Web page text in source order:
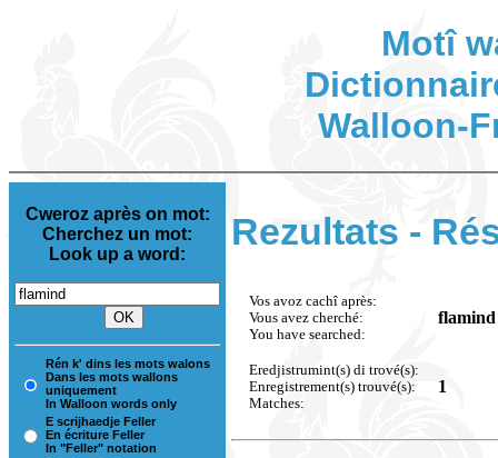
Motî
Walloon-
Cweroz après on mot:
Cherchez un mot:
Look up a word:
Rén k' dins les mots walons
Dans les mots wallons
uniquement
In Walloon words only
E scrijhaedje Feller
En écriture Feller
In "Feller" notation
Rezultats -
Vos avoz cachî après:
Vous avez cherché:
You have searched:
flamind
Eredjistrumint(s) di trové(s):
Enregistrement(s) trouvé(s):
Matches:
1